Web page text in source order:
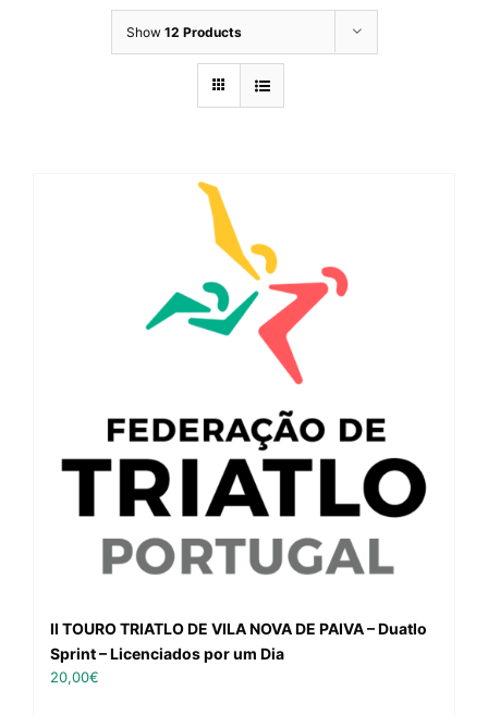
Show 12 Products
II TOURO TRIATLO DE VILA NOVA DE PAIVA – Duatlo
Sprint – Licenciados por um Dia
20,00€